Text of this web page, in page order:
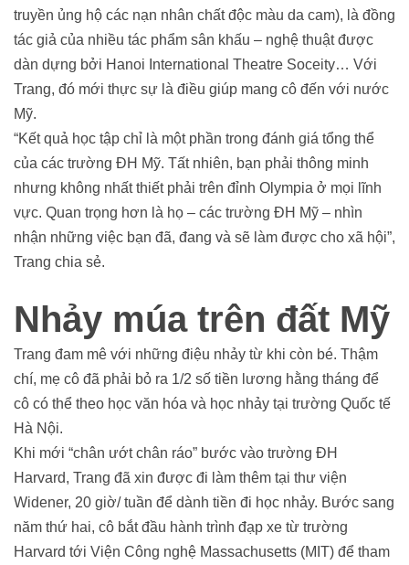
truyền ủng hộ các nạn nhân chất độc màu da cam), là đồng
tác giả của nhiều tác phẩm sân khấu – nghệ thuật được
dàn dựng bởi Hanoi International Theatre Soceity… Với
Trang, đó mới thực sự là điều giúp mang cô đến với nước
Mỹ.
“Kết quả học tập chỉ là một phần trong đánh giá tổng thể
của các trường ĐH Mỹ. Tất nhiên, bạn phải thông minh
nhưng không nhất thiết phải trên đỉnh Olympia ở mọi lĩnh
vực. Quan trọng hơn là họ – các trường ĐH Mỹ – nhìn
nhận những việc bạn đã, đang và sẽ làm được cho xã hội”,
Trang chia sẻ.
Nhảy múa trên đất Mỹ
Trang đam mê với những điệu nhảy từ khi còn bé. Thậm
chí, mẹ cô đã phải bỏ ra 1/2 số tiền lương hằng tháng để
cô có thể theo học văn hóa và học nhảy tại trường Quốc tế
Hà Nội.
Khi mới “chân ướt chân ráo” bước vào trường ĐH
Harvard, Trang đã xin được đi làm thêm tại thư viện
Widener, 20 giờ/ tuần để dành tiền đi học nhảy. Bước sang
năm thứ hai, cô bắt đầu hành trình đạp xe từ trường
Harvard tới Viện Công nghệ Massachusetts (MIT) để tham